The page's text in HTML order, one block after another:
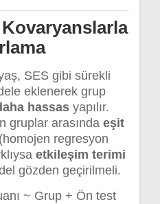
SES gibi sürekli
eklenerek grup
hassasyapılır.
gruplar arasında eşit
regresyon
etkileşim terimi
gözden geçirilmeli.
~ Grup + Ön test